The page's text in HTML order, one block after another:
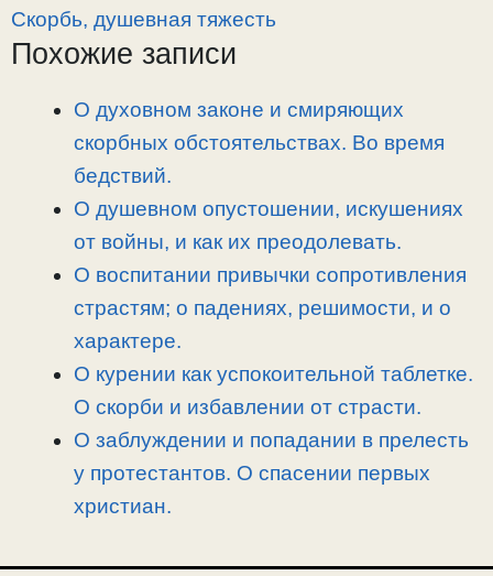
y
L
g
a
e
b
р
а
Скорбь, душевная тяжесть
Похожие записи
О духовном законе и смиряющих
скорбных обстоятельствах. Во время
бедствий.
О душевном опустошении, искушениях
от войны, и как их преодолевать.
О воспитании привычки сопротивления
страстям; о падениях, решимости, и о
характере.
О курении как успокоительной таблетке.
О скорби и избавлении от страсти.
О заблуждении и попадании в прелесть
у протестантов. О спасении первых
христиан.